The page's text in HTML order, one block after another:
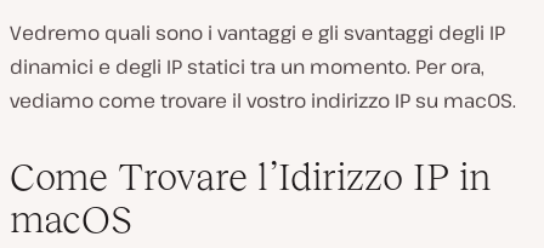
Vedremo quali sono i vantaggi e gli svantaggi degli IP
dinamici e degli IP statici tra un momento. Per ora,
vediamo come trovare il vostro indirizzo IP su macOS.
Come Trovare l’Idirizzo IP in
macOS